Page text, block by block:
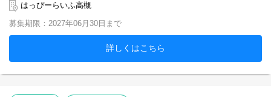
はっぴーらいふ高槻
募集期限：2027年06月30日まで
詳しくはこちら